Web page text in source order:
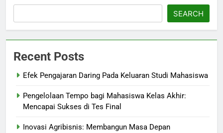
SEARCH
Recent Posts
Efek Pengajaran Daring Pada Keluaran Studi Mahasiswa
Pengelolaan Tempo bagi Mahasiswa Kelas Akhir:
Mencapai Sukses di Tes Final
Inovasi Agribisnis: Membangun Masa Depan